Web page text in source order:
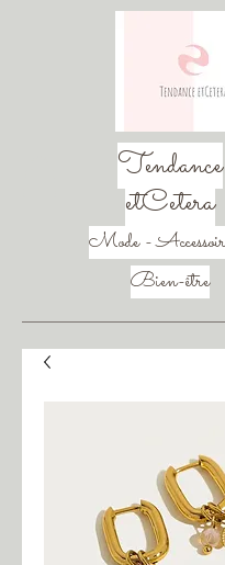
Tendance
etCetera
Mode -
Bien-être